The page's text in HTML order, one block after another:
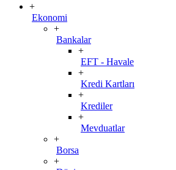
+
Ekonomi
+
Bankalar
+
EFT - Havale
+
Kredi Kartları
+
Krediler
+
Mevduatlar
+
Borsa
+